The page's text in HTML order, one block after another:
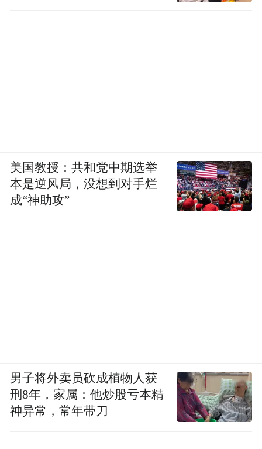
美国教授：共和党中期选举
本是逆风局，没想到对手烂
成“神助攻”
男子将外卖员砍成植物人获
刑8年，家属：他炒股亏本精
神异常，常年带刀